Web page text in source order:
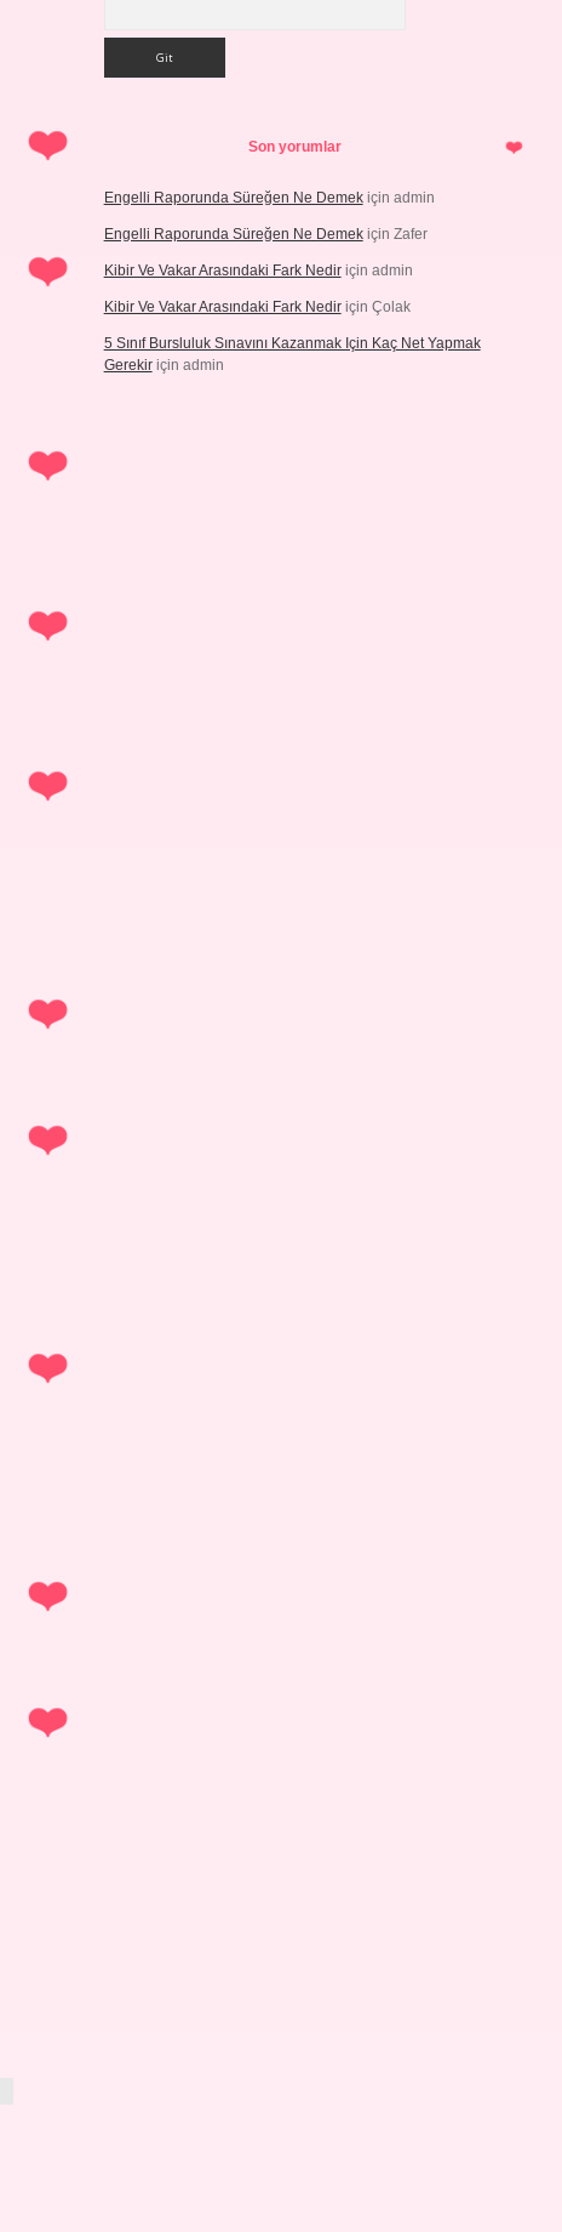
Son yorumlar
Engelli Raporunda Süreğen Ne Demekiçin admin
Engelli Raporunda Süreğen Ne Demekiçin Zafer
Kibir Ve Vakar Arasındaki Fark Nediriçin admin
Kibir Ve Vakar Arasındaki Fark Nediriçin Çolak
5 Sınıf Bursluluk Sınavını Kazanmak Için Kaç Net Yapmak
Gerekiriçin admin